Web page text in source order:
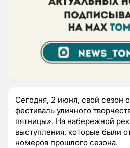
Сегодня, 2 июня, свой сезон
фестиваль уличного
пятницы». На набережной
выступления, которые были
номеров прошлого сезона.